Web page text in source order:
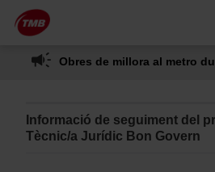
Salta al contingut principal
Saltar
al
contingut
Obres de millora al metro
Informació de seguiment del
Tècnic/a Jurídic Bon Govern